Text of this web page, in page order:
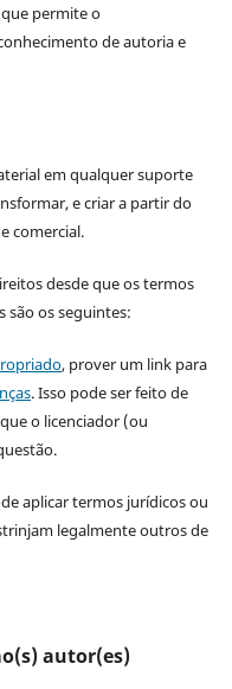
que permite o
de autoria e
em qualquer suporte
e criar a partir do
comercial.
desde que os termos
são os seguintes:
, prover um link para
. Isso pode ser feito de
o licenciador (ou
aplicar termos jurídicos ou
legalmente outros de
autor(es)